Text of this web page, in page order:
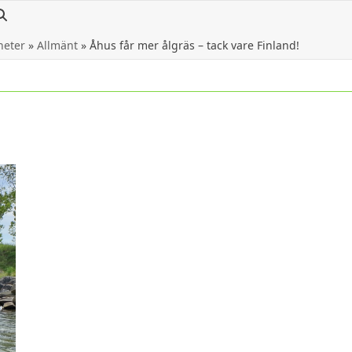
» Allmänt» Åhus får mer ålgräs – tack vare Finland!